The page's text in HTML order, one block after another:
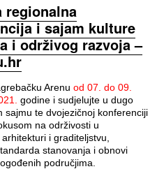
regionalna
i sajam kulture
i održivog razvoja –
Arenu od 07. do 09.
godine i sudjelujte u dugo
sajmu te dvojezičnoj konferenciji
na održivosti u
i graditeljstvu,
stanovanja i obnovi
područjima.